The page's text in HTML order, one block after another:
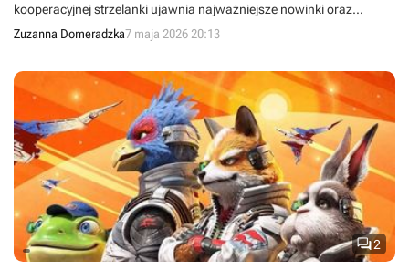
kooperacyjnej strzelanki ujawnia najważniejsze nowinki oraz
rodzaje ksenomorfów.
Zuzanna Domeradzka7 maja 2026 20:13
2